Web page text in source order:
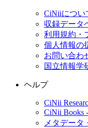
CiNiiについ
収録データ
利用規約・
個人情報の
お問い合わ
国立情報学
ヘルプ
CiNii
CiNii Books
メタデータ